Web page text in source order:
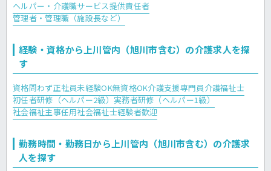
ヘルパー・介護職サービス提供責任者
管理者・管理職（施設長など）
経験・資格から上川管内（旭川市含む）の介護求人を探
す
資格問わず正社員未経験OK無資格OK介護支援専門員介護福祉士
初任者研修（ヘルパー2級）実務者研修（ヘルパー1級）
社会福祉主事任用社会福祉士経験者歓迎
勤務時間・勤務日から上川管内（旭川市含む）の介護求
人を探す